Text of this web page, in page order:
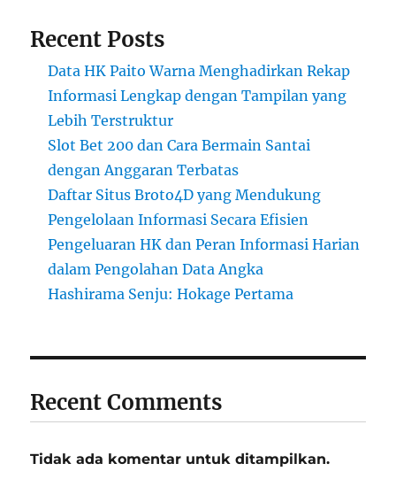
Recent Posts
Data HK Paito Warna Menghadirkan Rekap
Informasi Lengkap dengan Tampilan yang
Lebih Terstruktur
Slot Bet 200 dan Cara Bermain Santai
dengan Anggaran Terbatas
Daftar Situs Broto4D yang Mendukung
Pengelolaan Informasi Secara Efisien
Pengeluaran HK dan Peran Informasi Harian
dalam Pengolahan Data Angka
Hashirama Senju: Hokage Pertama
Recent Comments
Tidak ada komentar untuk ditampilkan.